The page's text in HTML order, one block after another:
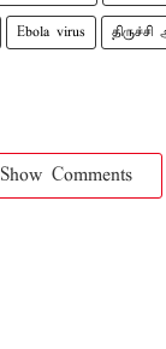
Ebola virus
Show Comments